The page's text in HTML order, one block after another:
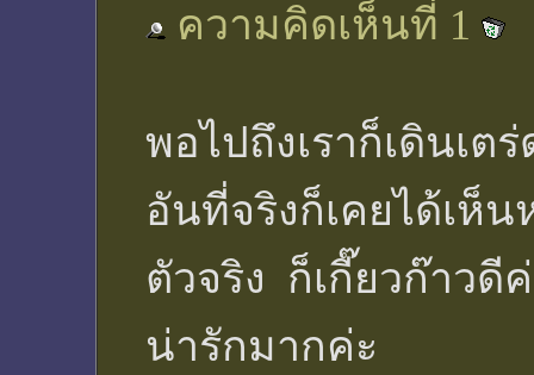
ความคิดเห็นที่ 1
พอไปถึงเราก็เดินเ
อันที่จริงก็เคยได้เห็
ตัวจริง ก็เกี๊ยวก๊าวดี
น่ารักมากค่ะ